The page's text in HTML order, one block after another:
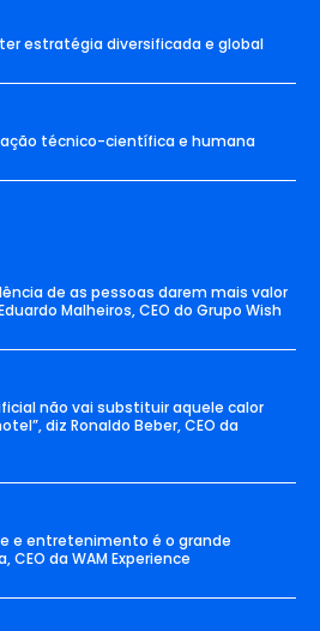
estratégia diversificada e global
técnico-científica e humana
de as pessoas darem mais valor
Malheiros, CEO do Grupo Wish
não vai substituir aquele calor
diz Ronaldo Beber, CEO da
e entretenimento é o grande
CEO da WAM Experience